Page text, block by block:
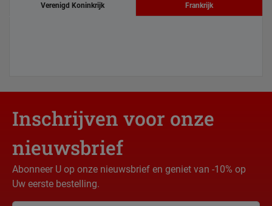
Verenigd Koninkrijk Frankrijk
Inschrijven voor onze
nieuwsbrief
Abonneer U op onze nieuwsbrief en geniet van -10% op
Uw eerste bestelling.